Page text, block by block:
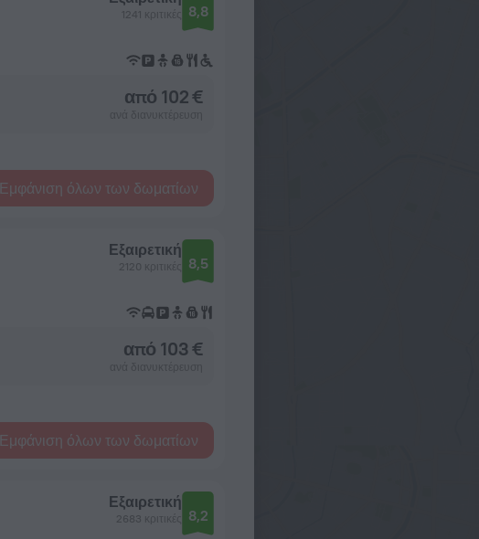
1241 κριτικές 8,8
από 102 €
Εμφάνιση όλων των δωματίων
Εξαιρετική
2120 κριτικές 8,5
από 103 €
Εμφάνιση όλων των δωματίων
Εξαιρετική
2683 κριτικές 8,2